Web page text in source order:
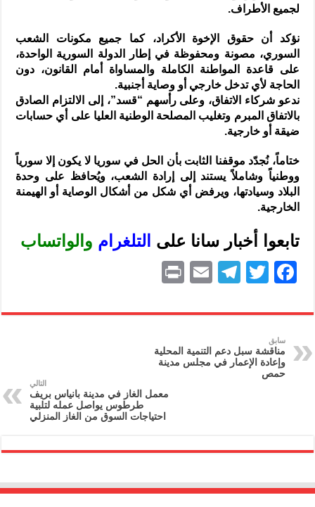
لجميع الأطراف.
نؤكد أن حقوق الإخوة الأكراد، كما جميع مكونات الشعب
السوري، مصونة ومحفوظة في إطار الدولة السورية الواحدة،
على قاعدة المواطنة الكاملة والمساواة أمام القانون، دون
الحاجة لأي تدخل خارجي أو وصاية أجنبية.
ندعو شركاء الاتفاق، وعلى رأسهم “قسد”، إلى الالتزام الصادق
بالاتفاق المبرم وتغليب المصلحة الوطنية العليا على أي حسابات
ضيقة أو خارجية.
ختاماً، نُجدّد موقفنا الثابت بأن الحل في سوريا لا يكون إلا سورياً
ووطنياً وشاملاً يستند إلى إرادة الشعب، ويُحافظ على وحدة
البلاد وسيادتها، ويرفض أي شكل من أشكال الوصاية أو الهيمنة
الخارجية.
تابعوا أخبار سانا على لتلغرام و الواتساب
F
c
e
b
o
T
itt
er
T
e
gr
a
E
ai
nt
سابق
مناقشة سبل دعم التنمية المحلية
وإعادة الإعمار في مجلس مدينة
حمص
التالي
معمل الغاز في مدينة بانياس بريف
طرطوس يواصل عمله لتلبية
احتياجات السوق من الغاز المنزلي